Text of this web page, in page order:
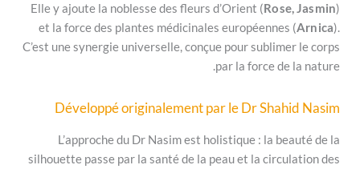
Elle y ajoute la noblesse des fleurs d’Orient (
et la force des plantes médicinales
C’est une synergie universelle, conçue pour
par la force
Développé originalement par le Dr
L’approche du Dr Nasim est holistique : la
silhouette passe par la santé de la peau et la